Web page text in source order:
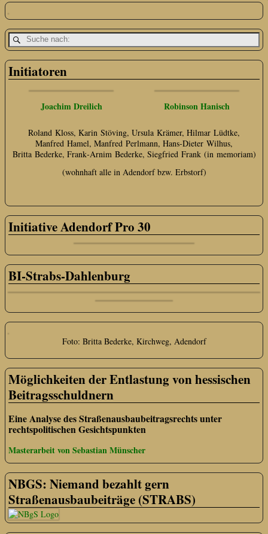
Initiatoren
Joachim Dreilich Robinson Hanisch
Roland Kloss, Karin Stöving, Ursula Krämer, Hilmar Lüdtke,
Manfred Hamel, Manfred Perlmann, Hans‑Dieter Wilhus,
Britta Bederke, Frank‑Arnim Bederke, Siegfried Frank (in memoriam)
(wohnhaft alle in Adendorf bzw. Erbstorf)
Initiative Adendorf Pro 30
BI-Strabs-Dahlenburg
Foto: Britta Bederke, Kirchweg, Adendorf
Möglichkeiten der Entlastung von hessischen
Beitragsschuldnern
Eine Analyse des Straßenausbaubeitragsrechts unter
rechtspolitischen Gesichtspunkten
Masterarbeit von Sebastian Münscher
NBGS: Niemand bezahlt gern
Straßenausbaubeiträge (STRABS)